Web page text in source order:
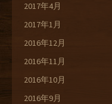
2017年4月
2017年1月
2016年12月
2016年11月
2016年10月
2016年9月